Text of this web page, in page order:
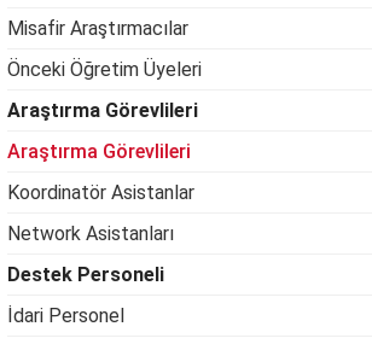
Misafir Araştırmacılar
Önceki Öğretim Üyeleri
Araştırma Görevlileri
Araştırma Görevlileri
Koordinatör Asistanlar
Network Asistanları
Destek Personeli
İdari Personel